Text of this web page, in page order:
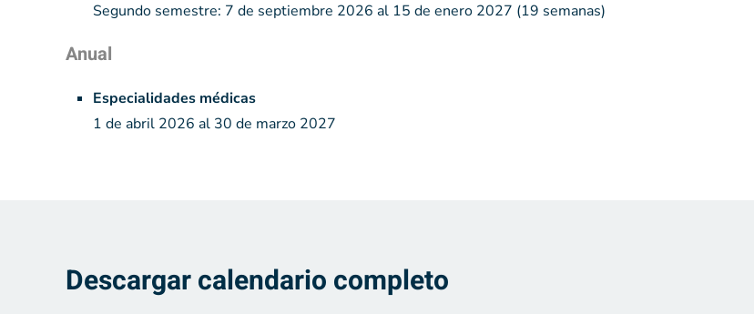
Segundo semestre: 7 de septiembre 2026 al 15 de enero 2027 (19 semanas)
Anual
Especialidades médicas
1 de abril 2026 al 30 de marzo 2027
Descargar calendario completo